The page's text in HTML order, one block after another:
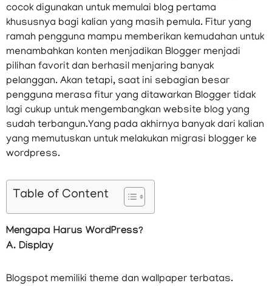
cocok digunakan untuk memulai blog pertama
khususnya bagi kalian yang masih pemula. Fitur yang
ramah pengguna mampu memberikan kemudahan untuk
menambahkan konten menjadikan Blogger menjadi
pilihan favorit dan berhasil menjaring banyak
pelanggan. Akan tetapi, saat ini sebagian besar
pengguna merasa fitur yang ditawarkan Blogger tidak
lagi cukup untuk mengembangkan website blog yang
sudah terbangun.Yang pada akhirnya banyak dari kalian
yang memutuskan untuk melakukan migrasi blogger ke
wordpress.
Table of Content
Mengapa Harus WordPress?
A. Display
Blogspot memiliki theme dan wallpaper terbatas.